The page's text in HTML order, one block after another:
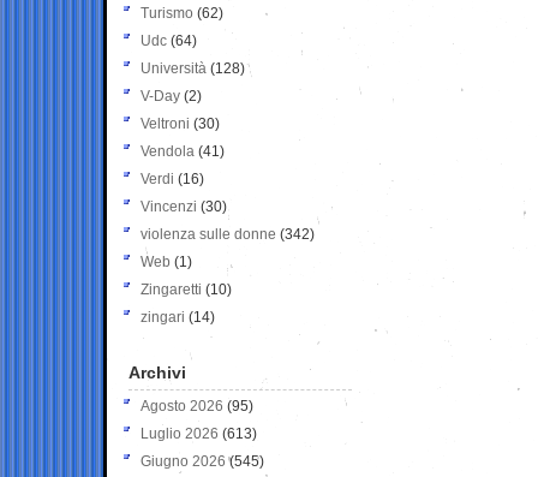
Turismo (62)
Udc (64)
Università (128)
V-Day (2)
Veltroni (30)
Vendola (41)
Verdi (16)
Vincenzi (30)
violenza sulle donne (342)
Web (1)
Zingaretti (10)
zingari (14)
Archivi
Agosto 2026 (95)
Luglio 2026 (613)
Giugno 2026 (545)